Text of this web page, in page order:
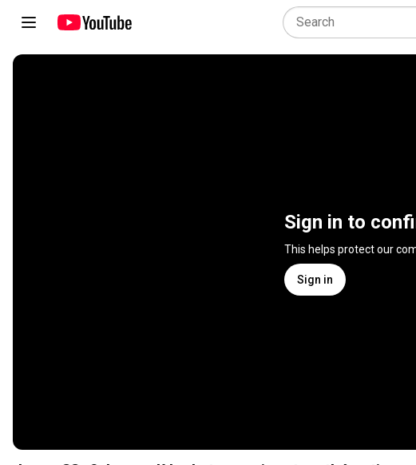
Sign in to
This helps protect our
Sign in